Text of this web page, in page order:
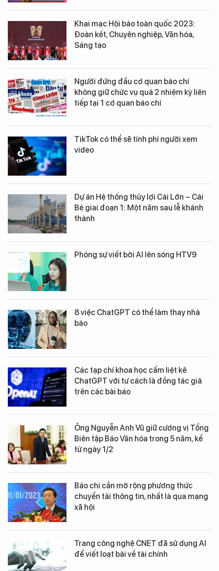
Khai mạc Hội báo toàn quốc 2023:
Đoàn kết, Chuyên nghiệp, Văn hóa,
Sáng tạo
Người đứng đầu cơ quan báo chí
không giữ chức vụ quá 2 nhiệm kỳ liên
tiếp tại 1 cơ quan báo chí
TikTok có thể sẽ tính phí người xem
video
Dự án Hệ thống thủy lợi Cái Lớn – Cái
Bé giai đoạn 1: Một năm sau lễ khánh
thành
Phóng sự viết bởi AI lên sóng HTV9
8 việc ChatGPT có thể làm thay nhà
báo
Các tạp chí khoa học cấm liệt kê
ChatGPT với tư cách là đồng tác giả
trên các bài báo
Ông Nguyễn Anh Vũ giữ cương vị Tổng
Biên tập Báo Văn hóa trong 5 năm, kể
từ ngày 1/2
Báo chí cần mở rộng phương thức
chuyển tải thông tin, nhất là qua mạng
xã hội
Trang công nghệ CNET đã sử dụng AI
để viết loạt bài về tài chính